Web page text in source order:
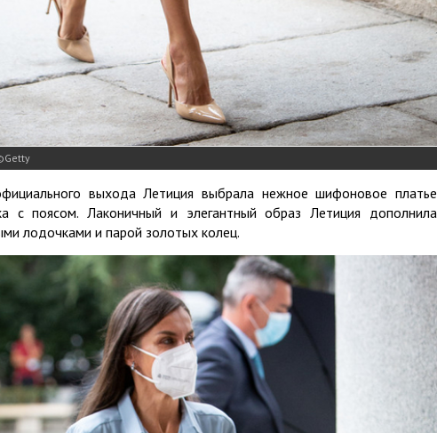
Getty
выхода Летиция выбрала нежное шифоновое платье
с поясом. Лаконичный и элегантный образ Летиция дополнила
лодочками и парой золотых колец.